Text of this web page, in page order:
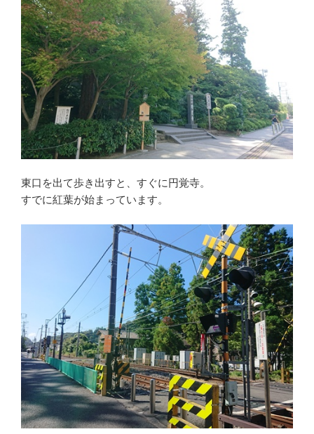
東口を出て歩き出すと、すぐに円覚寺。
すでに紅葉が始まっています。